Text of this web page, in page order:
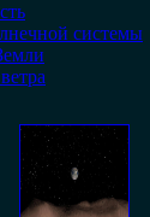
системы